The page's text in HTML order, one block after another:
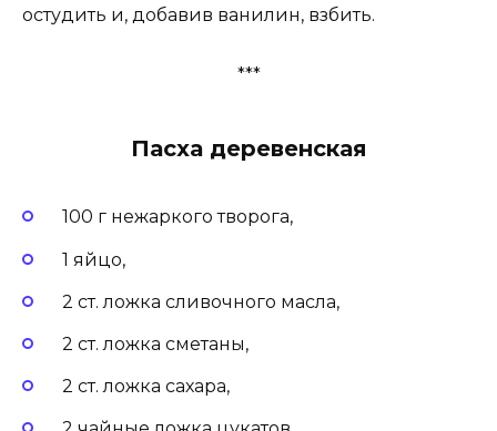
остудить и, добавив ванилин, взбить.
***
Пасха деревенская
100 г нежаркого творога,
1 яйцо,
2 ст. ложка сливочного масла,
2 ст. ложка сметаны,
2 ст. ложка сахара,